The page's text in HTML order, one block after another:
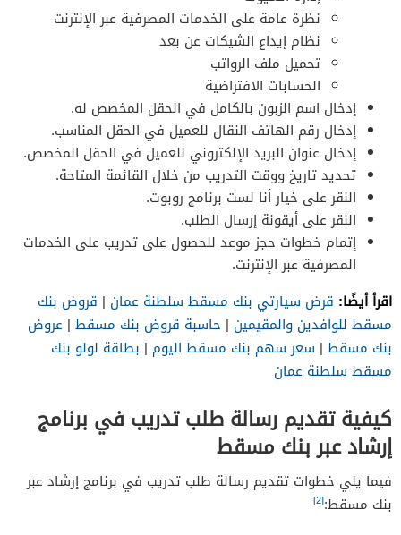
نظرة عامة على الخدمات المصرفية عبر الإنترنت
نظام إيداع الشيكات عن بعد
تحميل ملف الرواتب
الحسابات الافتراضية
إدخال اسم الزبون بالكامل في الحقل المخصص له.
إدخال رقم الهاتف النقال للعميل في الحقل المناسب.
إدخال عنوان البريد الإلكتروني للعميل في الحقل المخصص.
تحديد تاريخ ووقت التدريب من خلال القائمة المتاحة.
النقر على خيار أنا لست برنامج روبوت.
النقر على أيقونة إرسال الطلب.
إتمام خطوات حجز موعد للحصول على تدريب على الخدمات
المصرفية عبر الإنترنت.
اقرأ أيضًا: قرض سيارتي بنك مسقط سلطنة عمان | قروض بنك
مسقط للوافدين والمقيمين | حاسبة قروض بنك مسقط | عروض
بنك مسقط | سعر سهم بنك مسقط اليوم | بطاقة لولو بنك
مسقط سلطنة عمان
كيفية تقديم رسالة طلب تدريب في برنامج
إرشاد عبر بنك مسقط
فيما يلي خطوات تقديم رسالة طلب تدريب في برنامج إرشاد عبر
بنك مسقط:[2]